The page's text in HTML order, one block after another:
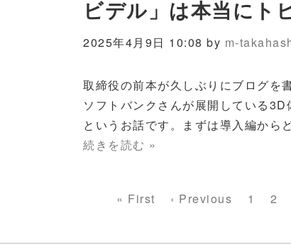
ビデル」は本当にト
2025年4月9日 10:08 by m-
取締役の前本が久しぶりにブログを
ソフトバンクさんが展開している3D
というお話です。まずは導入編から
続きを読む »
先
« First
前
‹ Previous Page
1 2